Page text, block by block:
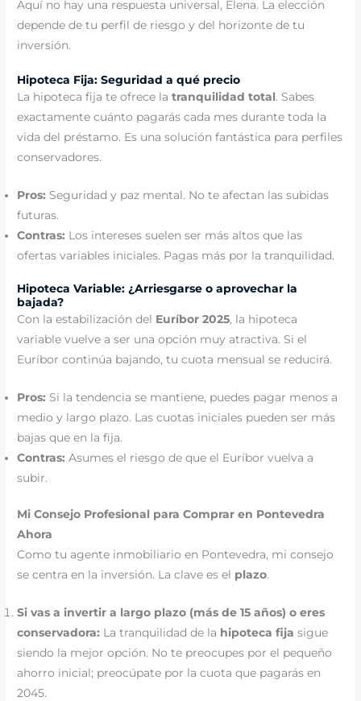
Aquí no hay una respuesta universal, Elena. La elección
depende de tu perfil de riesgo y del horizonte de tu
inversión.
Hipoteca Fija: Seguridad a qué precio
La hipoteca fija te ofrece latranquilidad total. Sabes
exactamente cuánto pagarás cada mes durante toda la
vida del préstamo. Es una solución fantástica para perfiles
conservadores.
Pros: Seguridad y paz mental. No te afectan las subidas
futuras.
Contras: Los intereses suelen ser más altos que las
ofertas variables iniciales. Pagas más por la tranquilidad.
Hipoteca Variable: ¿Arriesgarse o aprovechar la
bajada?
Con la estabilización del Euríbor 2025, la hipoteca
variable vuelve a ser una opción muy atractiva. Si el
Euríbor continúa bajando, tu cuota mensual se reducirá.
Pros: Si la tendencia se mantiene, puedes pagar menos a
medio y largo plazo. Las cuotas iniciales pueden ser más
bajas que en la fija.
Contras: Asumes el riesgo de que el Euríbor vuelva a
subir.
Mi Consejo Profesional para Comprar en Pontevedra
Ahora
Como tu agente inmobiliario en Pontevedra, mi consejo
se centra en la inversión. La clave es el plazo.
Si vas a invertir a largo plazo (más de 15 años) o eres
conservadora: La tranquilidad de la hipoteca fija sigue
siendo la mejor opción. No te preocupes por el pequeño
ahorro inicial; preocúpate por la cuota que pagarás en
2045.